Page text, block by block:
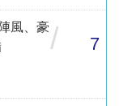
風、豪/ 7